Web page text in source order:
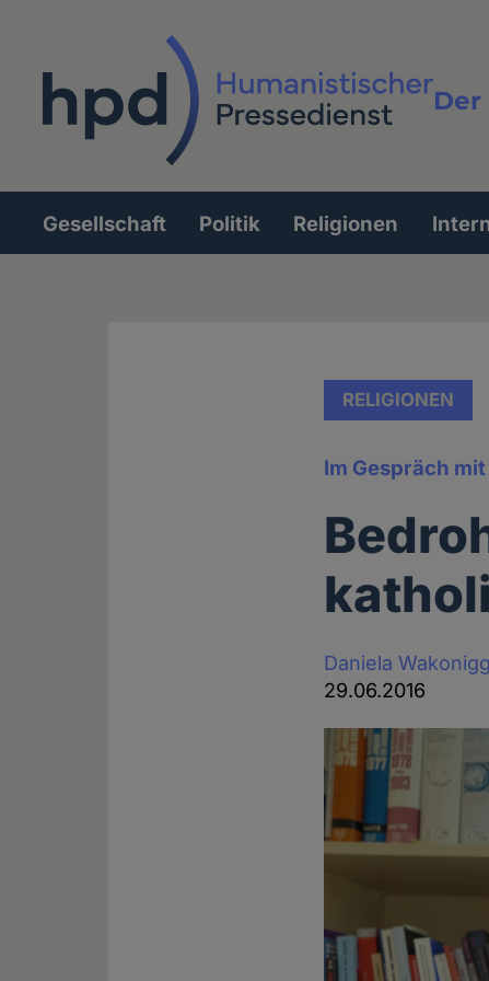
Hauptnavigation
Gesellschaft Politik Religionen
RELIGIONEN
Im Gespräch
Daniela Wakonigg
29.06.2016